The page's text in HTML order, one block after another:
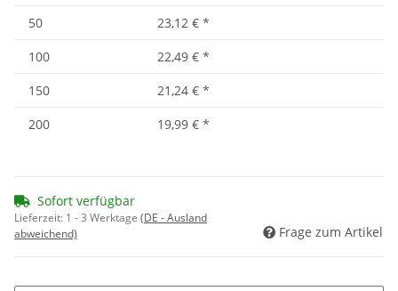
50
23,12 € *
100
22,49 € *
150
21,24 € *
200
19,99 € *
Sofort verfügbar
Lieferzeit: 1 - 3 Werktage (DE - Ausland
abweichend)
Frage zum Artikel